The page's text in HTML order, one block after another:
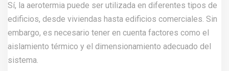
Sí, la aerotermia puede ser utilizada en diferentes tipos de
edificios, desde viviendas hasta edificios comerciales. Sin
embargo, es necesario tener en cuenta factores como el
aislamiento térmico y el dimensionamiento adecuado del
sistema.